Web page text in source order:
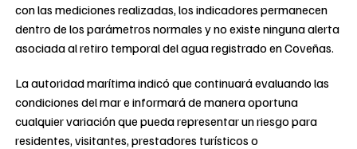
con las mediciones realizadas, los indicadores permanecen
dentro de los parámetros normales y no existe ninguna alerta
asociada al retiro temporal del agua registrado en Coveñas.
La autoridad marítima indicó que continuará evaluando las
condiciones del mar e informará de manera oportuna
cualquier variación que pueda representar un riesgo para
residentes, visitantes, prestadores turísticos o